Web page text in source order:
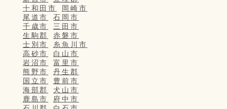
十和田市
岡崎市
尾道市
石岡市
千歳市
三田市
生駒郡
赤磐市
士別市
糸魚川市
高砂市
白山市
岩沼市
富里市
熊野市
丹生郡
国立市
豊前市
海部郡
犬山市
鹿島市
府中市